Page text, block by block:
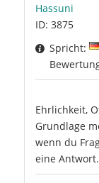
Hassuni
ID: 3875
Spricht:
Ehrlichkeit,
Grundlage
wenn du
eine Antwort.